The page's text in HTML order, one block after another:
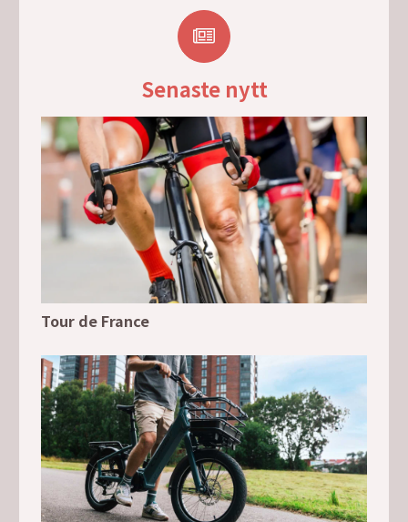
Senaste nytt
Tour de France